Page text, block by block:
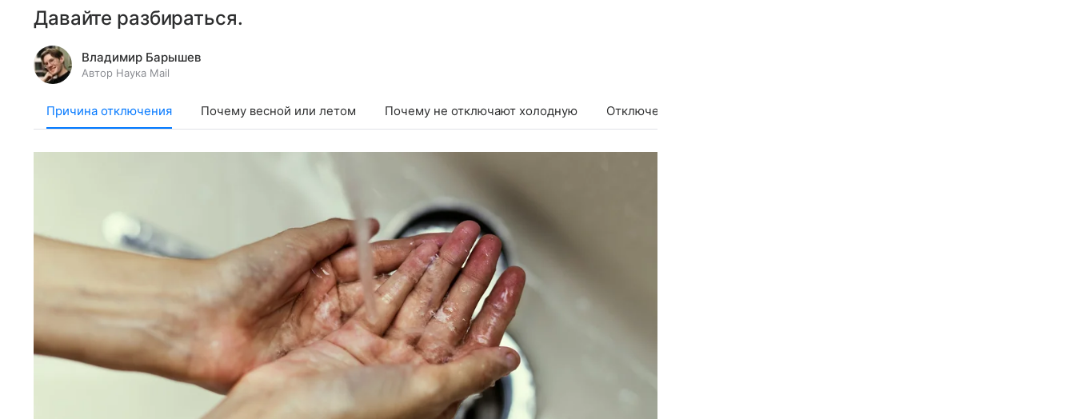
Давайте разбираться.
Владимир Барышев
Автор Наука Mail
Причина отключения Почему весной или летом Почему не отключают холодную Отключение воды в других странах